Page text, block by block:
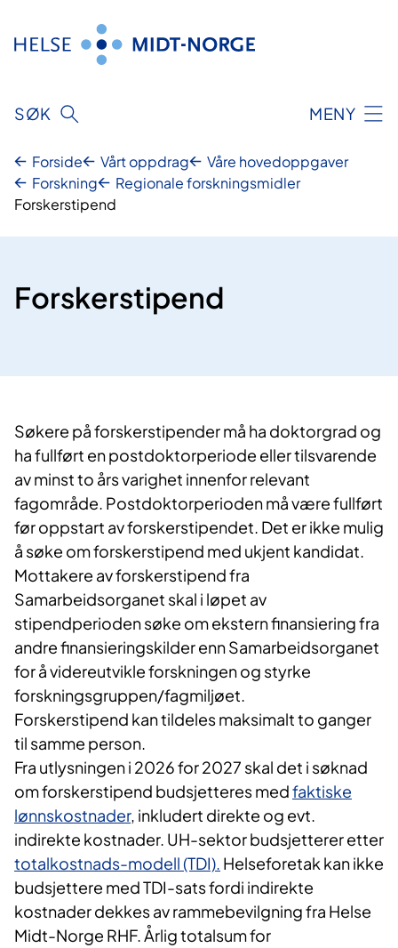
innhold
SØK MENY
Forside Vårt oppdrag
Våre hovedoppgaver
Forskning
Regionale forskningsmidler
Forskerstipend
Forskerstipend
Søkere på forskerstipender må ha doktorgrad og
ha fullført en postdoktorperiode eller tilsvarende
av minst to års varighet innenfor relevant
fagområde. Postdoktorperioden må være fullført
før oppstart av forskerstipendet. Det er ikke mulig
å søke om forskerstipend med ukjent kandidat.
Mottakere av forskerstipend fra
Samarbeidsorganet skal i løpet av
stipendperioden søke om ekstern finansiering fra
andre finansieringskilder enn Samarbeidsorganet
for å videreutvikle forskningen og styrke
forskningsgruppen/fagmiljøet.
Forskerstipend kan tildeles maksimalt to ganger
til samme person.
Fra utlysningen i 2026 for 2027 skal det i søknad
om forskerstipend budsjetteres medfaktiske
lønnskostnader, inkludert direkte og evt.
indirekte kostnader. UH-sektor budsjetterer etter
totalkostnads-modell (TDI). Helseforetak kan ikke
budsjettere med TDI-sats fordi indirekte
kostnader dekkes av rammebevilgning fra Helse
Midt-Norge RHF. Årlig totalsum for